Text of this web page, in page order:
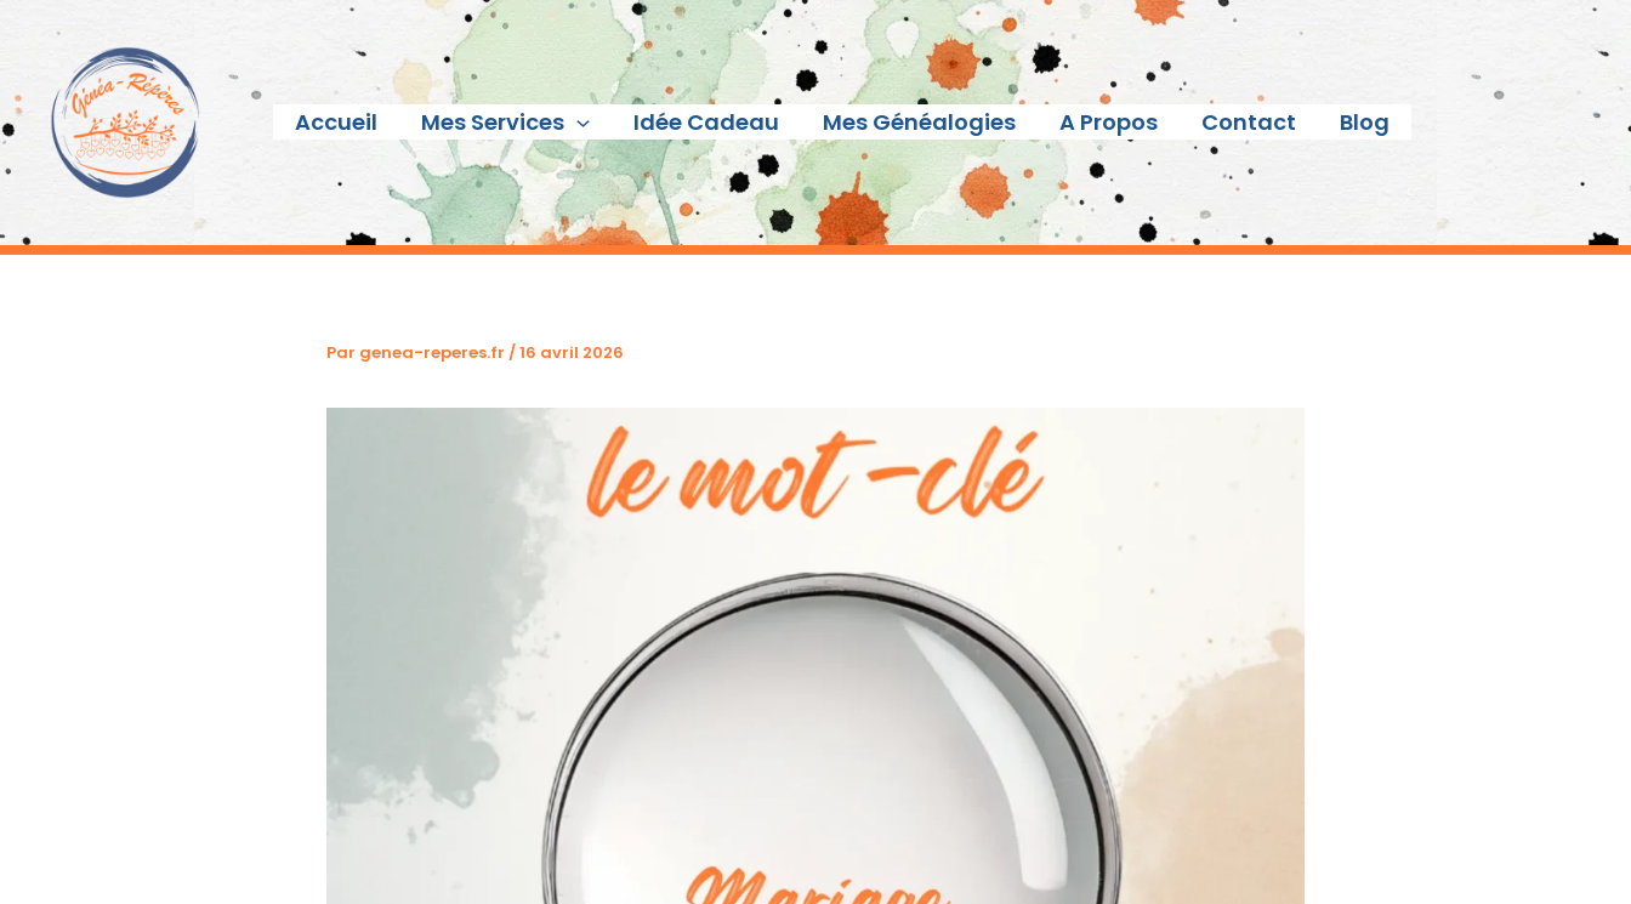
contenu
Accueil
Mes Services Idée Cadeau Mes Généalogies A Propos Contact Blog
Par genea-reperes.fr /16 avril 2026